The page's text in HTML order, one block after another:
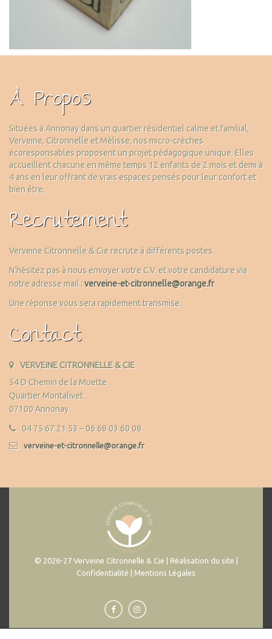
À Propos
Situées à Annonay dans un quartier résidentiel calme et familial,
Verveine, Citronnelle et Mélisse, nos micro-crèches
écoresponsables proposent un projet pédagogique unique. Elles
accueillent chacune en même temps 12 enfants de 2 mois et demi à
4 ans en leur offrant de vrais espaces pensés pour leur confort et
bien être.
Recrutement
Verveine Citronnelle & Cie recrute à différents postes.
N’hésitez pas à nous envoyer votre C.V. et votre candidature via
notre adresse mail :verveine-et-citronnelle@orange.fr
Une réponse vous sera rapidement transmise.
Contact
VERVEINE CITRONNELLE & CIE
54 D Chemin de la Muette
Quartier Montalivet
07100 Annonay
04 75 67 21 53 – 06 68 03 60 08
verveine-et-citronnelle@orange.fr
© 2026-27 Verveine Citronnelle & Cie | Réalisation du site |
Confidentialité | Mentions Légales